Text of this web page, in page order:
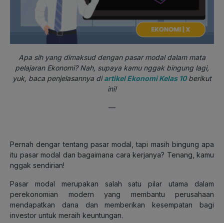
Apa sih yang dimaksud dengan pasar modal dalam mata
pelajaran Ekonomi? Nah, supaya kamu nggak bingung lagi,
yuk, baca penjelasannya diartikel Ekonomi Kelas 10berikut
ini!
—
Pernah dengar tentang pasar modal, tapi masih bingung apa
itu pasar modal dan bagaimana cara kerjanya? Tenang, kamu
nggak sendirian!
Pasar modal merupakan salah satu pilar utama dalam
perekonomian modern yang membantu perusahaan
mendapatkan dana dan memberikan kesempatan bagi
investor untuk meraih keuntungan.